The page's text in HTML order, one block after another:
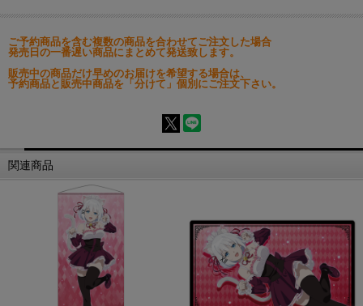
ご予約商品を含む複数の商品を合わせてご注文した場合
発売日の一番遅い商品にまとめて発送致します。
販売中の商品だけ早めのお届けを希望する場合は、
予約商品と販売中商品を「分けて」個別にご注文下さい。
関連商品